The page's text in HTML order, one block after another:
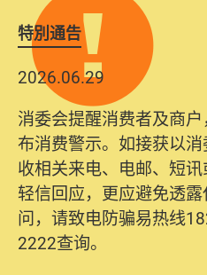
特別通告
2026.06.29
消委会提醒消费者及商
布消费警示。如接获以
收相关来电、电邮、短
轻信回应，更应避免透
问，请致电防骗易热线
2222查询。